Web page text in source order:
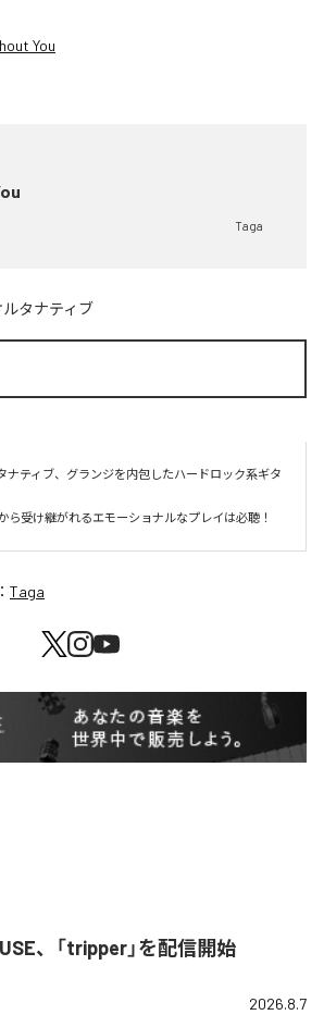
You
Taga
ルタナティブ
ナティブ、グランジを内包したハードロック系ギタ
ら受け継がれるエモーショナルなプレイは必聴！
Taga
、「tripper」を配信開始
2026.8.7